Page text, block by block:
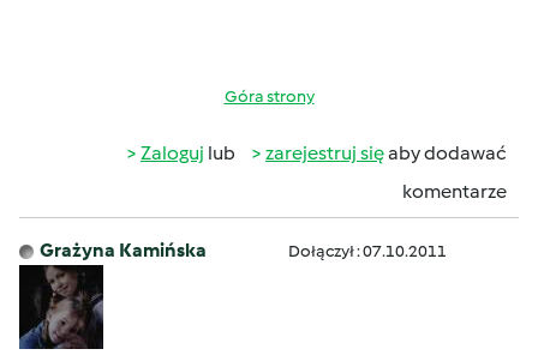
Góra strony
Zaloguj lub zarejestruj sięaby dodawać
komentarze
Grażyna Kamińska Dołączył : 07.10.2011